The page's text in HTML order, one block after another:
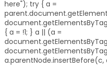
here"); try { a =
{ a = !1; } a || (a =